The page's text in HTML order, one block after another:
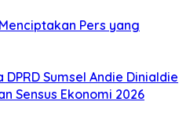
Pers yang
Sumsel Andie Dinialdie
Sensus Ekonomi 2026